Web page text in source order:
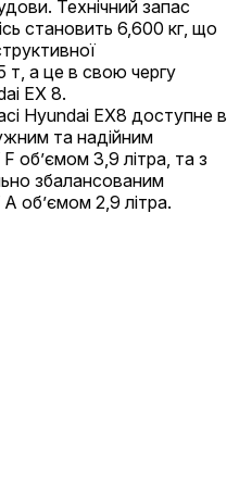
Технічний запас
становить 6,600 кг, що
т, а це в свою чергу
EX 8.
Hyundai EX8 доступне в
та надійним
об’ємом 3,9 літра, та з
збалансованим
об’ємом 2,9 літра.